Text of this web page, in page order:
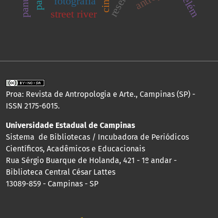
street river
Proa: Revista de Antropologia e Arte., Campinas (SP) -
ISSN 2175-6015.
Universidade Estadual de Campinas
Sistema de Bibliotecas / Incubadora de Periódicos
Científicos, Acadêmicos e Educacionais
Rua Sérgio Buarque de Holanda, 421 - 1º andar -
Biblioteca Central César Lattes
13089-859 - Campinas - SP